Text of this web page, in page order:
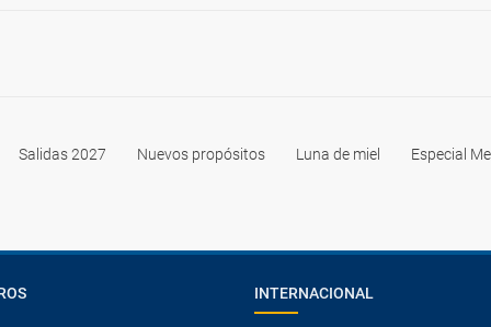
Salidas 2027 Nuevos propósitos Luna de miel Especial
INTERNACIONAL